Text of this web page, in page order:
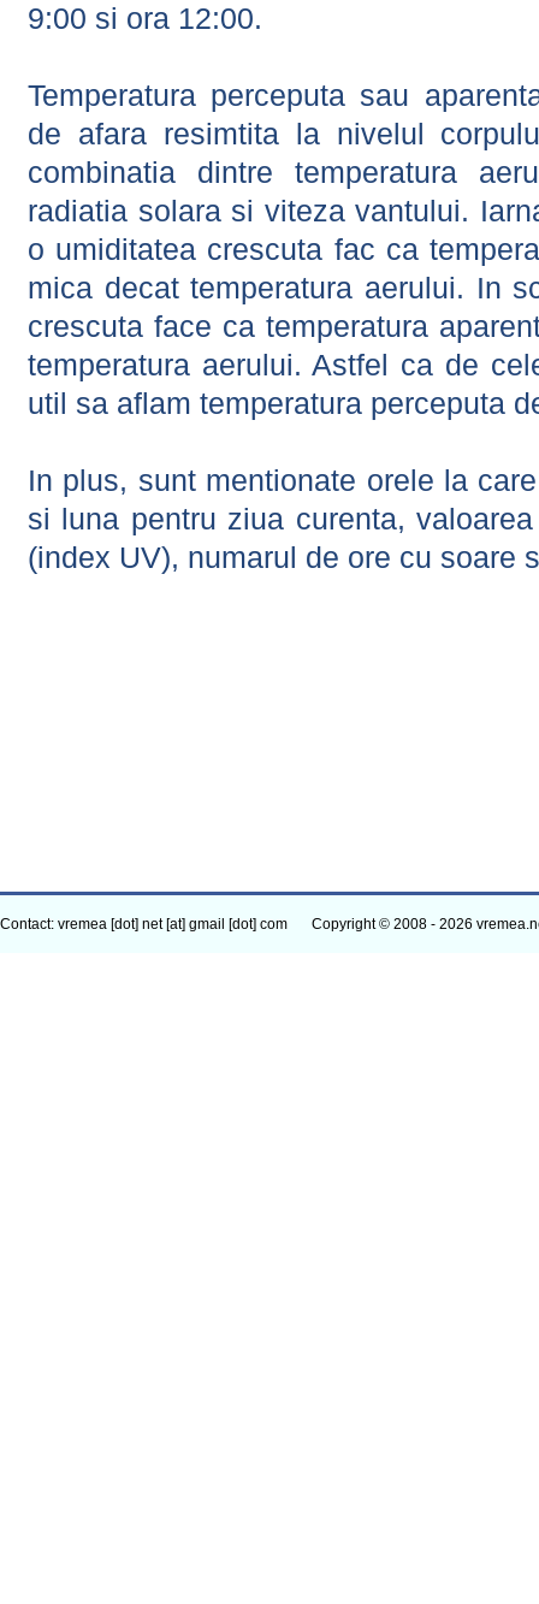
9:00 si ora 12:00.
Temperatura perceputa sau
de afara resimtita la nivelul
combinatia dintre temperatura
radiatia solara si viteza vantului.
o umiditatea crescuta fac ca
mica decat temperatura aerului. In
crescuta face ca temperatura
temperatura aerului. Astfel ca de
util sa aflam temperatura perceputa
In plus, sunt mentionate orele la
si luna pentru ziua curenta,
(index UV), numarul de ore cu soare
Contact: vremea [dot] net [at] gmail [dot] com Copyright © 2008 - 2026